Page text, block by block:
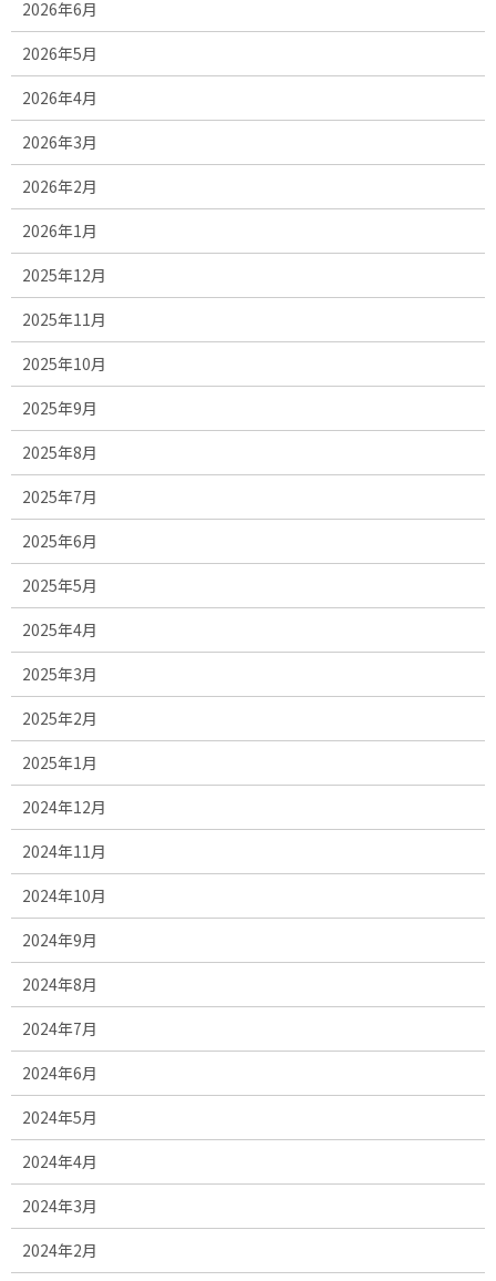
2026年6月
2026年5月
2026年4月
2026年3月
2026年2月
2026年1月
2025年12月
2025年11月
2025年10月
2025年9月
2025年8月
2025年7月
2025年6月
2025年5月
2025年4月
2025年3月
2025年2月
2025年1月
2024年12月
2024年11月
2024年10月
2024年9月
2024年8月
2024年7月
2024年6月
2024年5月
2024年4月
2024年3月
2024年2月